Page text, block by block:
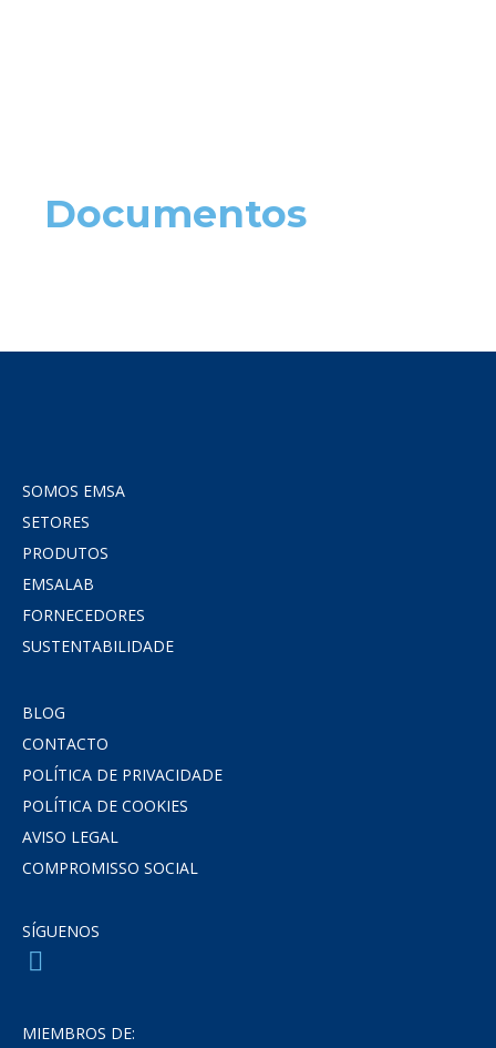
Documentos
SOMOS EMSA
SETORES
PRODUTOS
EMSALAB
FORNECEDORES
SUSTENTABILIDADE
BLOG
CONTACTO
POLÍTICA DE PRIVACIDADE
POLÍTICA DE COOKIES
AVISO LEGAL
COMPROMISSO SOCIAL
SÍGUENOS
MIEMBROS DE: